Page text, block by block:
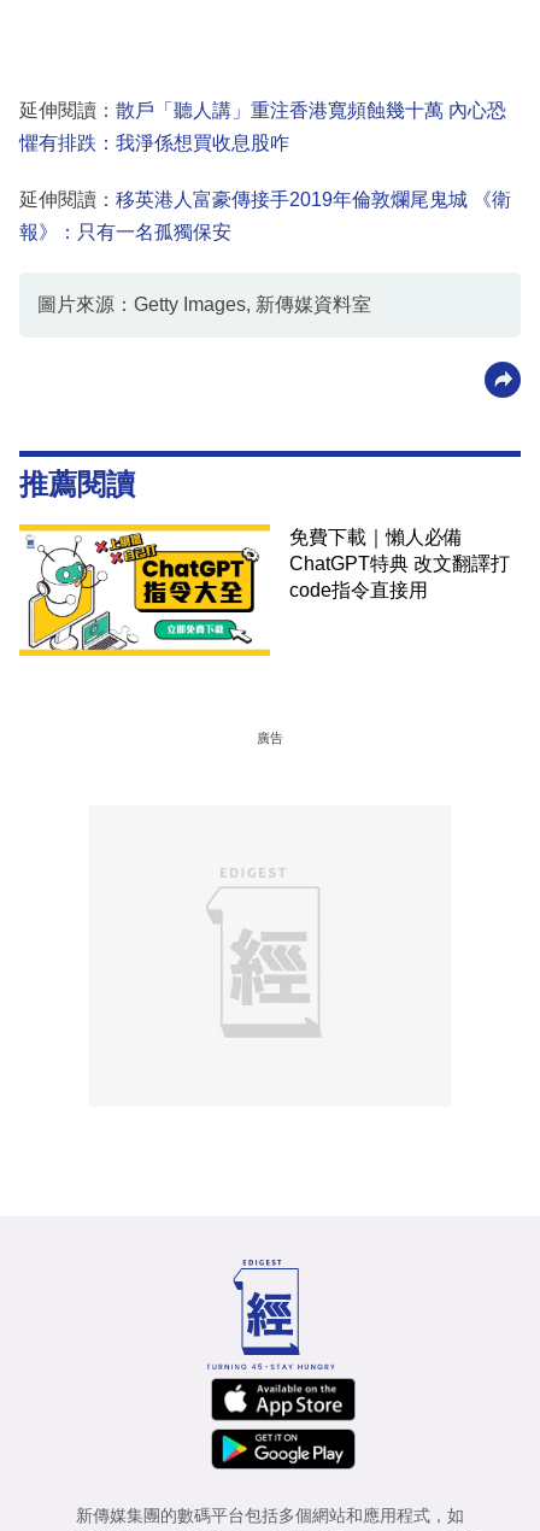
延伸閱讀： 散戶「聽人講」重注香港寬頻蝕幾十萬 內心恐
懼有排跌：我淨係想買收息股咋
延伸閱讀： 移英港人富豪傳接手2019年倫敦爛尾鬼城 《衛
報》：只有一名孤獨保安
圖片來源：Getty Images, 新傳媒資料室
推薦閱讀
免費下載｜懶人必備
ChatGPT特典 改文翻譯打
code指令直接用
廣告
新傳媒集團的數碼平台包括多個網站和應用程式，如